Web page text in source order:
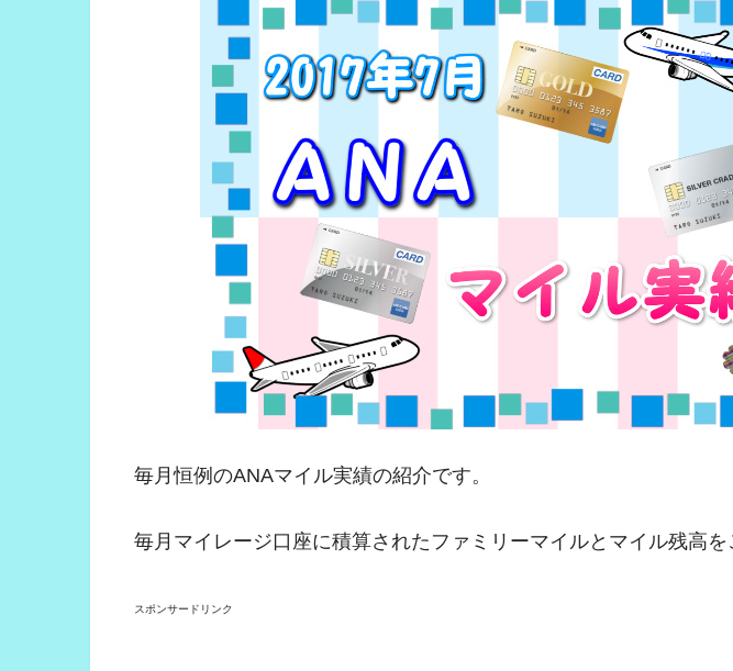
毎月恒例のANAマイル実績の紹介です。
毎月マイレージ口座に積算されたファミリーマイルとマイル残高を
スポンサードリンク